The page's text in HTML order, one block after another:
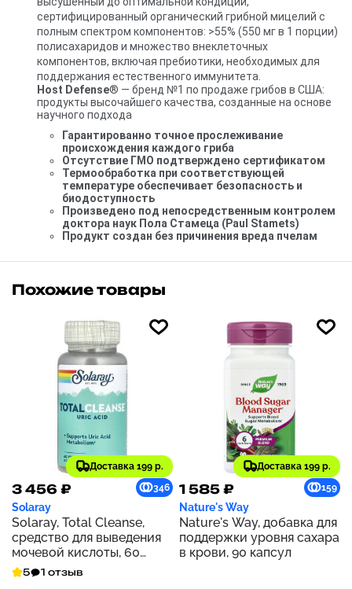
сертифицированный органический грибной мицелий с
полным спектром компонентов: >55% (550 мг в 1 порции)
полисахаридов и множество внеклеточных
компонентов, включая пребиотики, необходимых для
поддержания естественного иммунитета.
Host Defense® — бренд №1 по продаже грибов в США:
продукты высочайшего качества, созданные на основе
научного подхода
Гарантированно точное прослеживание
происхождения каждого гриба
Отсутствие ГМО подтверждено сертификатом
Термообработка при соответствующей
температуре обеспечивает безопасность и
биодоступность
Произведено под непосредственным контролем
доктора наук Пола Стамеца (Paul Stamets)
Продукт создан без причинения вреда пчелам
Похожие товары
Доставка 199 р.
3 456 ₽ 346
Solaray
Solaray, Total Cleanse,
средство для выведения
мочевой кислоты, 60
растительных капсул
5 1 отзыв
Доставка 199 р.
1 585 ₽ 159
Nature's Way
Nature's Way, добавка для
поддержки уровня сахара
в крови, 90 капсул